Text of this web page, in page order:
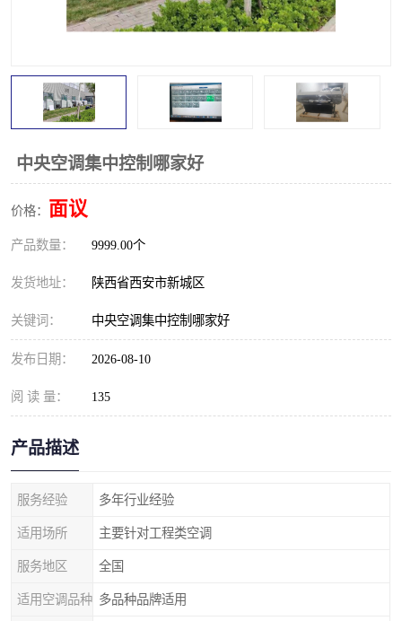
中央空调集中控制哪家好
价格： 面议
产品数量： 9999.00个
发货地址： 陕西省西安市新城区
关键词： 中央空调集中控制哪家好
发布日期： 2026-08-10
阅 读 量： 135
产品描述
服务经验 多年行业经验
适用场所 主要针对工程类空调
服务地区 全国
适用空调品种 多品种品牌适用